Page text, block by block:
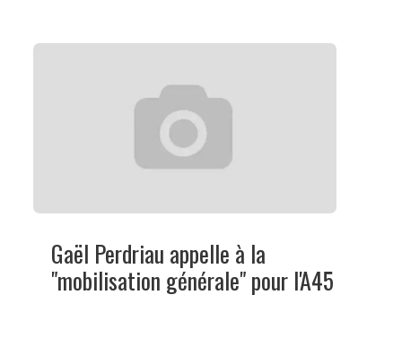
Gaël Perdriau appelle à la
"mobilisation générale" pour l'A45